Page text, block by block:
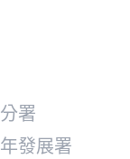
署
發展署